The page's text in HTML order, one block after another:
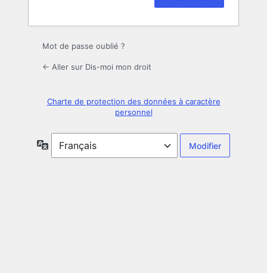
Mot de passe oublié ?
← Aller sur Dis-moi mon droit
Charte de protection des données à caractère
personnel
Langue